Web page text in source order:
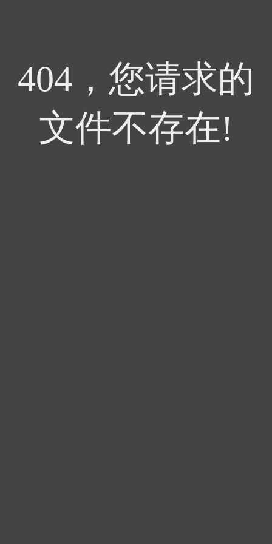
404，您请求的
文件不存在!